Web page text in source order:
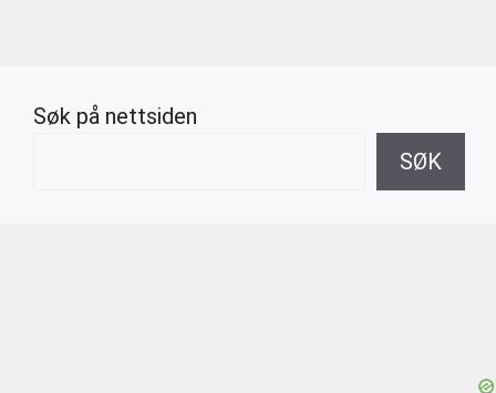
Søk på nettsiden
SØK